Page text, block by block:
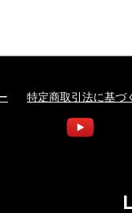
特定商取引法に基づ